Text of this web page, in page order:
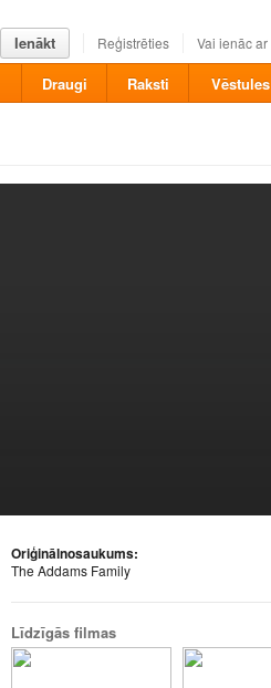
Ienākt Reģistrēties Vai ienāc ar
Draugi Raksti Vēstules
Oriģinālnosaukums:
The Addams Family
Līdzīgās filmas